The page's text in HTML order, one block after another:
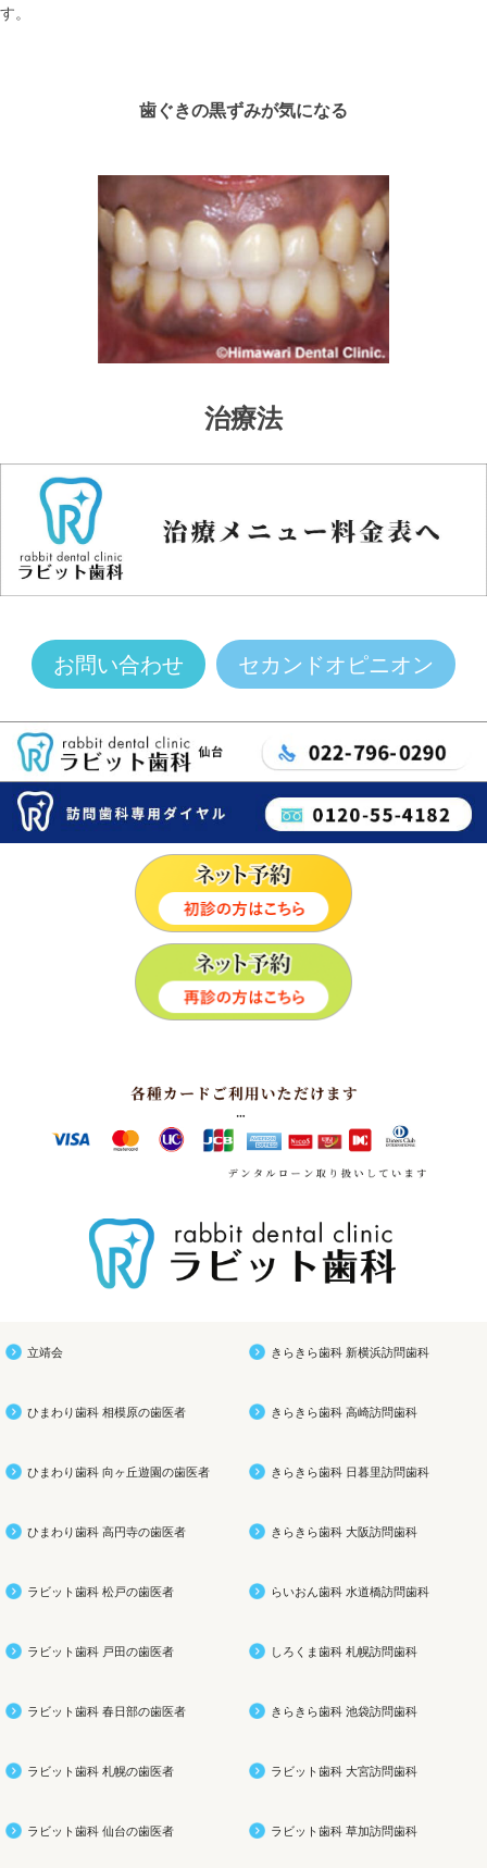
す。
歯ぐきの黒ずみが気になる
治療法
お問い合わせ セカンドオピニオン
立靖会
ひまわり歯科 相模原の歯医者
ひまわり歯科 向ヶ丘遊園の歯医者
ひまわり歯科 高円寺の歯医者
ラビット歯科 松戸の歯医者
ラビット歯科 戸田の歯医者
ラビット歯科 春日部の歯医者
ラビット歯科 札幌の歯医者
ラビット歯科 仙台の歯医者
きらきら歯科 新横浜訪問歯科
きらきら歯科 高崎訪問歯科
きらきら歯科 日暮里訪問歯科
きらきら歯科 大阪訪問歯科
らいおん歯科 水道橋訪問歯科
しろくま歯科 札幌訪問歯科
きらきら歯科 池袋訪問歯科
ラビット歯科 大宮訪問歯科
ラビット歯科 草加訪問歯科